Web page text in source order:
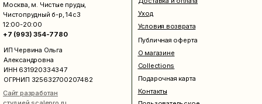
Москва, м. Чистые пруды,
Чистопрудный б-р, 14с3
12:00-20:00
+7 (993) 354-7780
Сайт разработан
ИП Червина Ольга
Александровна
ИНН 631920334347
ОГРНИП 325632700207482
Уход
Условия возврата
Публичная оферта
О магазине
Collections
Подарочная карта
Контакты